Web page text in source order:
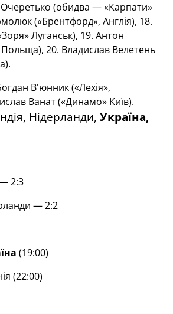
(обидва — «Карпати»
(«Брентфорд», Англія), 18.
Луганськ), 19. Антон
Польща), 20. Владислав Велетень
В'юнник («Лехія»,
Ванат («Динамо» Київ).
Нідерланди, Україна,
2:3
— 2:2
(19:00)
(22:00)